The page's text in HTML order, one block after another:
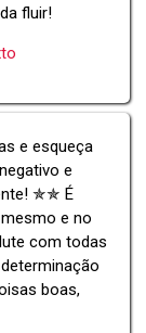
fluir!
e esqueça
e
✯✯ É
e no
com todas
boas,